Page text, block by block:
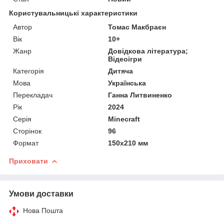
Користувальницькі характеристики
Автор
Томас Макбраєн
Вік
10+
Жанр
Довідкова література;
Відеоігри
Категорія
Дитяча
Мова
Українська
Перекладач
Ганна Литвиненко
Рік
2024
Серія
Minecraft
Сторінок
96
Формат
150х210 мм
Приховати
Умови доставки
Нова Пошта